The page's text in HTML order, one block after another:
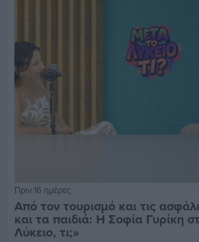
Πριν 16 ημέρες
Από τον τουρισμό και τις
και τα παιδιά: Η Σοφία Γυρίκη
Λύκειο, τι;»